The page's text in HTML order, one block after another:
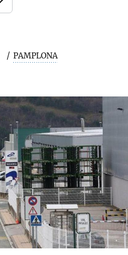
PAMPLONA